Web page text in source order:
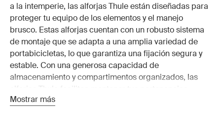
a la intemperie, las alforjas Thule están diseñadas para
proteger tu equipo de los elementos y el manejo
brusco. Estas alforjas cuentan con un robusto sistema
de montaje que se adapta a una amplia variedad de
portabicicletas, lo que garantiza una fijación segura y
estable. Con una generosa capacidad de
almacenamiento y compartimentos organizados, las
alforjas Thule facilitan mantener tus pertenencias
seguras y accesibles, ya sea que estés navegando por
Mostrar más